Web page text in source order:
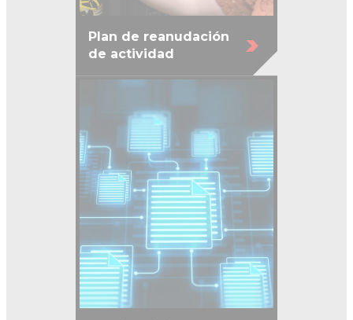
Plan de reanudación
de actividad